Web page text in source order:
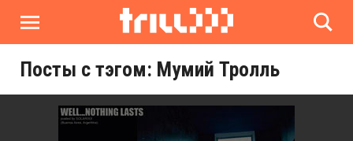
Посты с тэгом: Мумий Тролль